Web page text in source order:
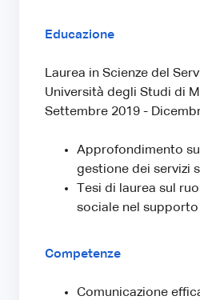
Educazione
Laurea in Scienze del
Università degli Studi di
Settembre 2019 -
Approfondimento
gestione dei servizi
Tesi di laurea sul
sociale nel
Competenze
Comunicazione